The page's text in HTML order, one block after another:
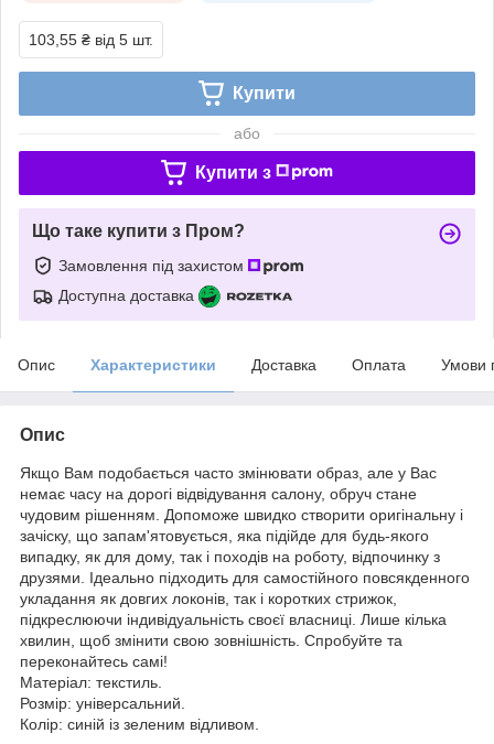
103,55 ₴ від 5 шт.
Купити
або
Купити з
Що таке купити з Пром?
Замовлення під захистом
Доступна доставка
Опис Характеристики Доставка Оплата Умови
Опис
Якщо Вам подобається часто змінювати образ, але у Вас
немає часу на дорогі відвідування салону, обруч стане
чудовим рішенням. Допоможе швидко створити оригінальну і
зачіску, що запам'ятовується, яка підійде для будь-якого
випадку, як для дому, так і походів на роботу, відпочинку з
друзями. Ідеально підходить для самостійного повсякденного
укладання як довгих локонів, так і коротких стрижок,
підкреслюючи індивідуальність своєї власниці. Лише кілька
хвилин, щоб змінити свою зовнішність. Спробуйте та
переконайтесь самі!
Матеріал: текстиль.
Розмір: універсальний.
Колір: синій із зеленим відливом.